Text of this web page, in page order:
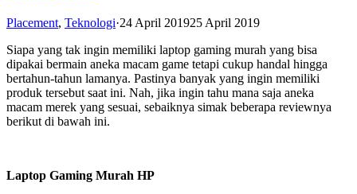
Placement, Teknologi·24 April 201925 April 2019
Siapa yang tak ingin memiliki laptop gaming murah yang bisa
dipakai bermain aneka macam game tetapi cukup handal hingga
bertahun-tahun lamanya. Pastinya banyak yang ingin memiliki
produk tersebut saat ini. Nah, jika ingin tahu mana saja aneka
macam merek yang sesuai, sebaiknya simak beberapa reviewnya
berikut di bawah ini.
Laptop Gaming Murah HP